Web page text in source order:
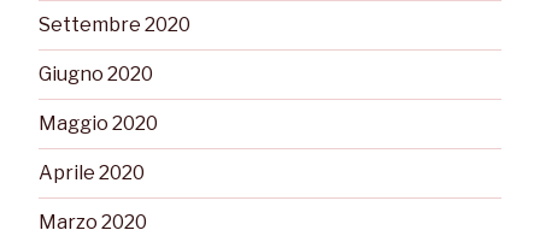
Settembre 2020
Giugno 2020
Maggio 2020
Aprile 2020
Marzo 2020